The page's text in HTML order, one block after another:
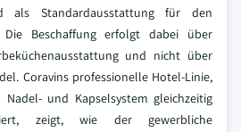
als Standardausstattung für den
Die Beschaffung erfolgt dabei über
und nicht über
Coravins professionelle Hotel-Linie,
und Kapselsystem gleichzeitig
zeigt, wie der gewerbliche